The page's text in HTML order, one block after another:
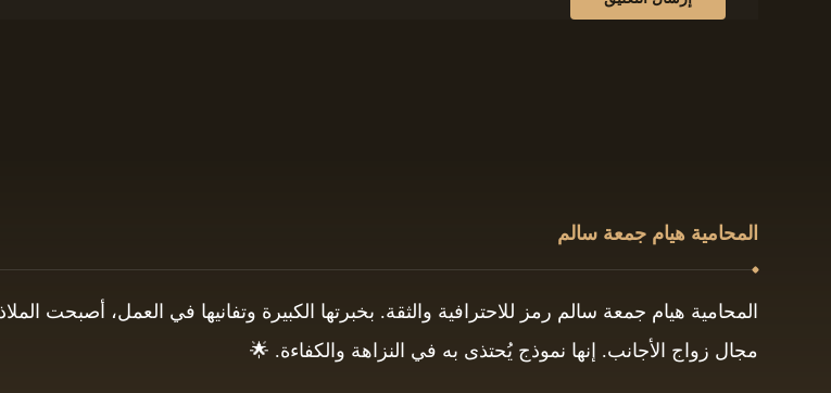
المحامية هيام جمعة سالم
المحامية هيام جمعة سالم رمز للاحترافية والثقة. بخبرتها الكبيرة وتفانيها في العمل،
مجال زواج الأجانب. إنها نموذج يُحتذى به في النزاهة والكفاءة. 🌟